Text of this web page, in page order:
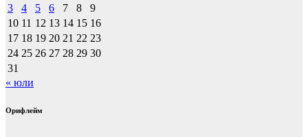
3
4 5 6 7 8
9
10 11 12 13 14 15 16
17 18 19 20 21 22 23
24 25 26 27 28 29 30
31
« юли
Орифлейм